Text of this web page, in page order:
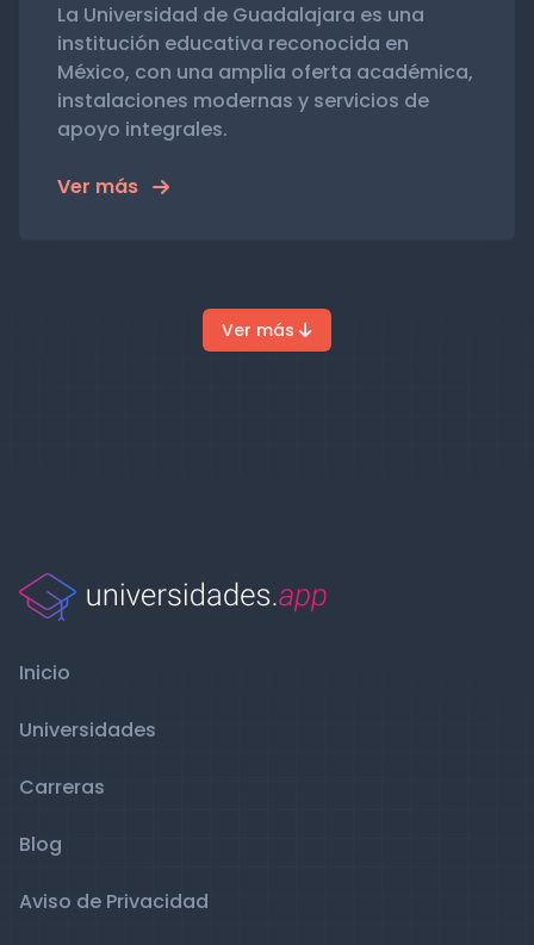
La Universidad de Guadalajara es una
institución educativa reconocida en
México, con una amplia oferta académica,
instalaciones modernas y servicios de
apoyo integrales.
Ver más
Ver más
Inicio
Universidades
Carreras
Blog
Aviso de Privacidad